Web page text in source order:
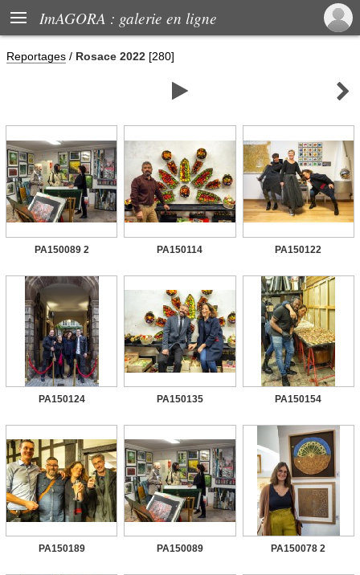
 ImAGORA : galerie en ligne
Reportages / Rosace 2022 [280]
 
PA150089 2 PA150114 PA150122
PA150124 PA150135 PA150154
PA150189 PA150089 PA150078 2